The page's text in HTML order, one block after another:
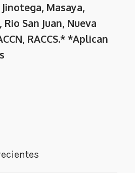
Masaya,
San Juan, Nueva
RACCS.* *Aplican